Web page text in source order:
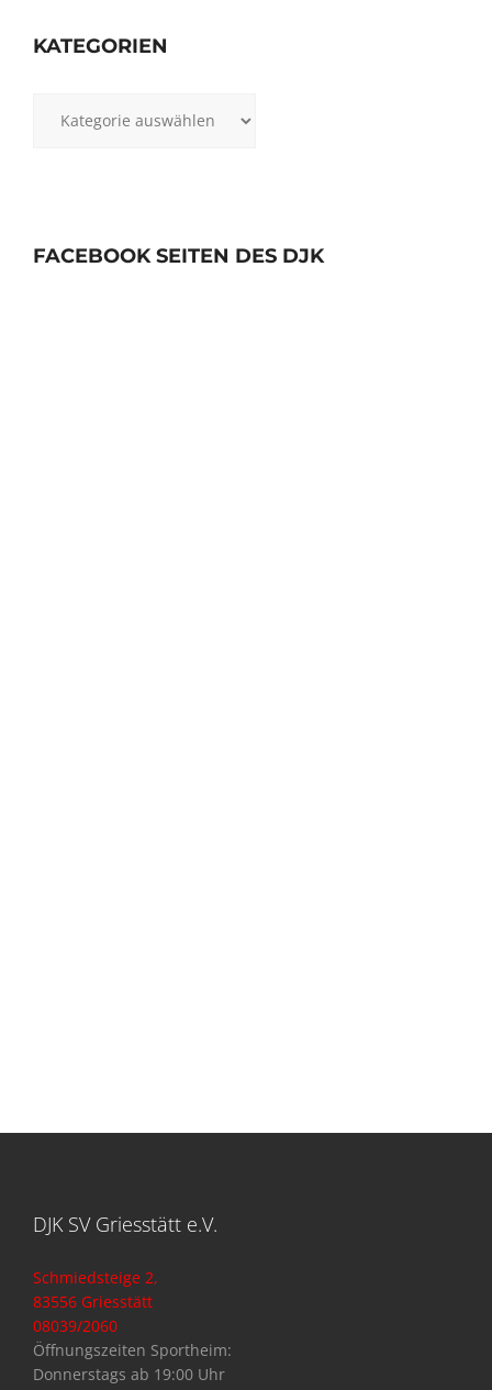
KATEGORIEN
FACEBOOK SEITEN DES DJK
DJK SV Griesstätt e.V.
Schmiedsteige 2,
83556 Griesstätt
08039/2060
Öffnungszeiten Sportheim:
Donnerstags ab 19:00 Uhr